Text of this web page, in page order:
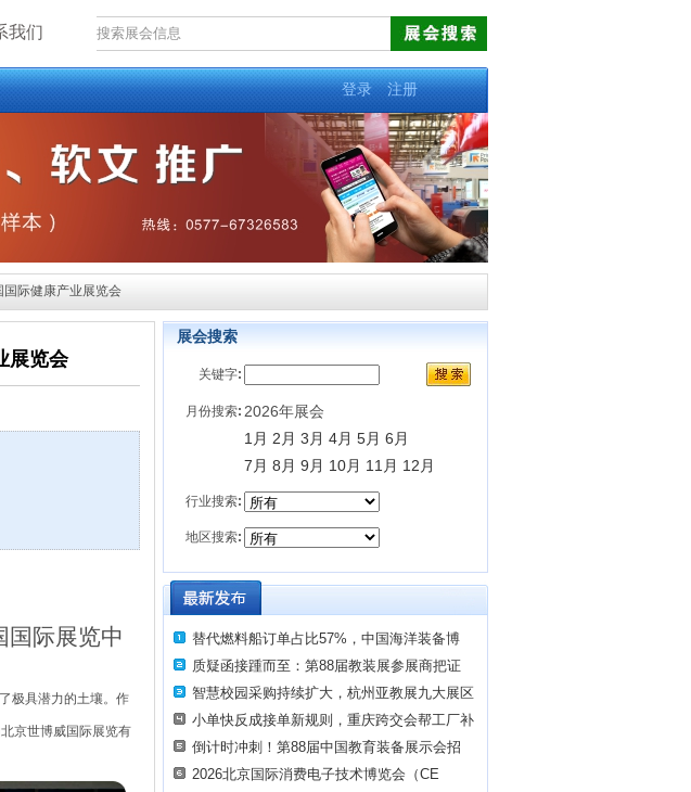
我们
登录 注册
际健康产业展览会
展览会
国际展览中
极具潜力的土壤。作
京世博威国际展览有
展会搜索
关键字:
月份搜索: 2026年展会
1月 2月 3月 4月 5月 6月
7月 8月 9月 10月 11月 12月
行业搜索:
地区搜索:
替代燃料船订单占比57%，中国海洋装备博
质疑函接踵而至：第88届教装展参展商把证
智慧校园采购持续扩大，杭州亚教展九大展区
小单快反成接单新规则，重庆跨交会帮工厂补
倒计时冲刺！第88届中国教育装备展示会招
2026北京国际消费电子技术博览会（CE